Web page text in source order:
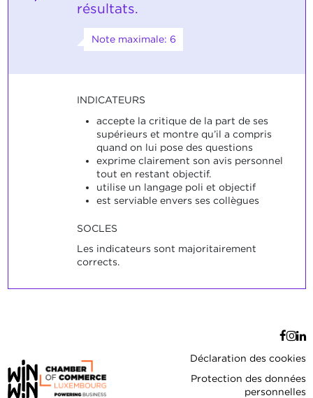
résultats.
Note maximale: 6
INDICATEURS
accepte la critique de la part de ses
supérieurs et montre qu’il a compris
quand on lui pose des questions
exprime clairement son avis personnel
tout en restant objectif.
utilise un langage poli et objectif
est serviable envers ses collègues
SOCLES
Les indicateurs sont majoritairement
corrects.
Déclaration des cookies
Protection des données
personnelles